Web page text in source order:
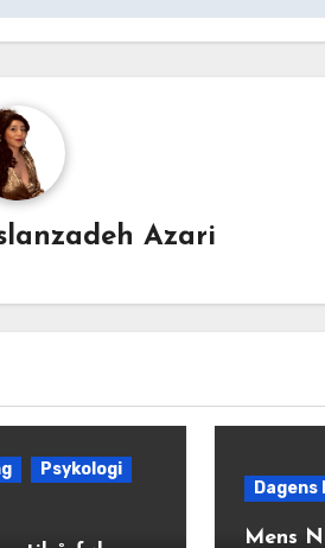
Azari
Psykologi
Dagens
Mens